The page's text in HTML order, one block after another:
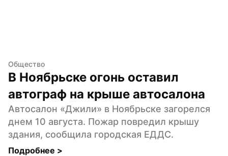
Общество
В Ноябрьске огонь оставил
автограф на крыше автосалона
Автосалон «Джили» в Ноябрьске загорелся
днем 10 августа. Пожар повредил крышу
здания, сообщила городская ЕДДС.
Подробнее >